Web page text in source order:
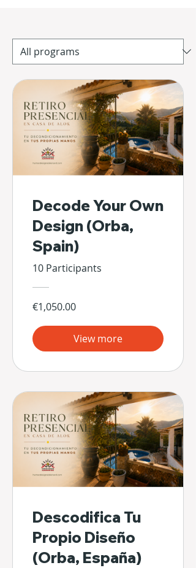
Decode Your Own
Design (Orba,
Spain)
10 Participants
€1,050.00
View more
Descodifica Tu
Propio Diseño
(Orba, España)